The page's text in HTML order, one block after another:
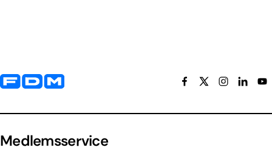
Yderligere information og kontaktoplysninger
Medlemsservice